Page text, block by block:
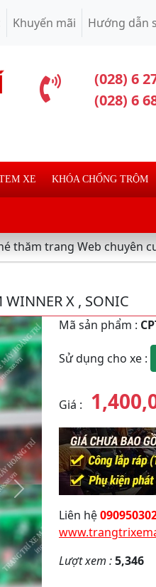
Khuyến mãi Hướng dẫn
(028) 6
(028) 6
XE KHÓA CHỐNG TRỘM
Web chuyên cung
X , SONIC
Tiếp
theo
Mã sản phẩm :
Sử dụng cho xe :
Giá :
Liên hệ
Lượt xem :5,346